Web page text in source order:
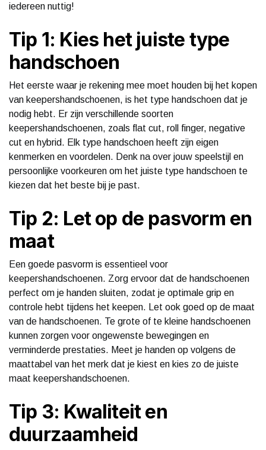
iedereen nuttig!
Tip 1: Kies het juiste type
handschoen
Het eerste waar je rekening mee moet houden bij het kopen
van keepershandschoenen, is het type handschoen dat je
nodig hebt. Er zijn verschillende soorten
keepershandschoenen, zoals flat cut, roll finger, negative
cut en hybrid. Elk type handschoen heeft zijn eigen
kenmerken en voordelen. Denk na over jouw speelstijl en
persoonlijke voorkeuren om het juiste type handschoen te
kiezen dat het beste bij je past.
Tip 2: Let op de pasvorm en
maat
Een goede pasvorm is essentieel voor
keepershandschoenen. Zorg ervoor dat de handschoenen
perfect om je handen sluiten, zodat je optimale grip en
controle hebt tijdens het keepen. Let ook goed op de maat
van de handschoenen. Te grote of te kleine handschoenen
kunnen zorgen voor ongewenste bewegingen en
verminderde prestaties. Meet je handen op volgens de
maattabel van het merk dat je kiest en kies zo de juiste
maat keepershandschoenen.
Tip 3: Kwaliteit en
duurzaamheid